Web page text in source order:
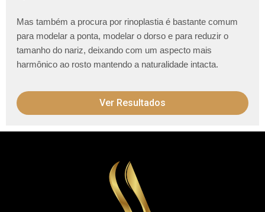
Mas também a procura por rinoplastia é bastante comum
para modelar a ponta, modelar o dorso e para reduzir o
tamanho do nariz, deixando com um aspecto mais
harmônico ao rosto mantendo a naturalidade intacta.
Ver Resultados